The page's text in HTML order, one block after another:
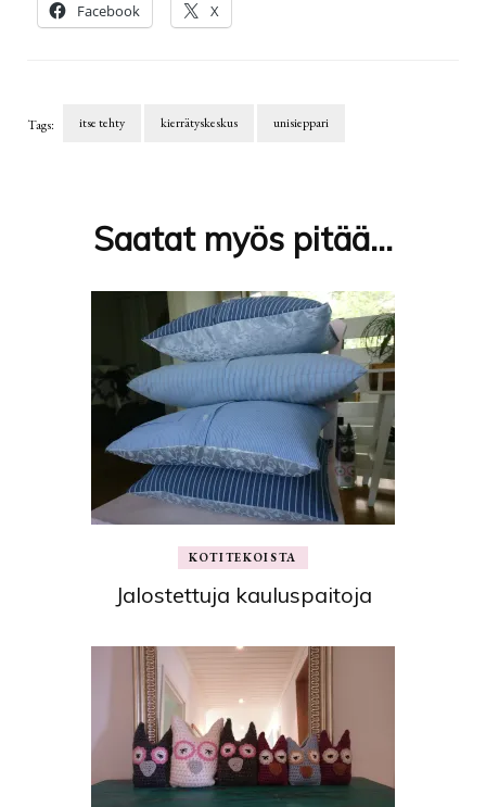
Facebook X
Tags: itse tehty kierrätyskeskus unisieppari
Saatat myös pitää...
KOTITEKOISTA
Jalostettuja kauluspaitoja